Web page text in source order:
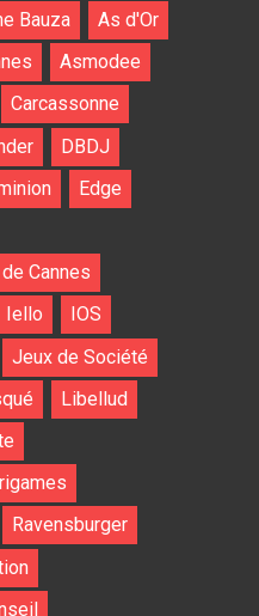
Bauza
As d'Or
Asmodee
Carcassonne
DBDJ
Edge
Cannes
Iello
IOS
Jeux de Société
Libellud
Ravensburger